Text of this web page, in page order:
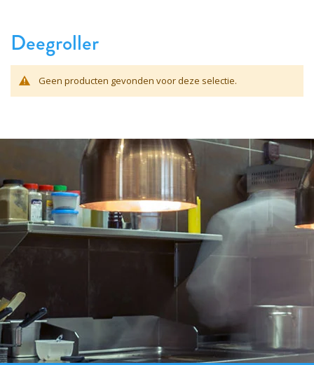
Deegroller
Geen producten gevonden voor deze selectie.